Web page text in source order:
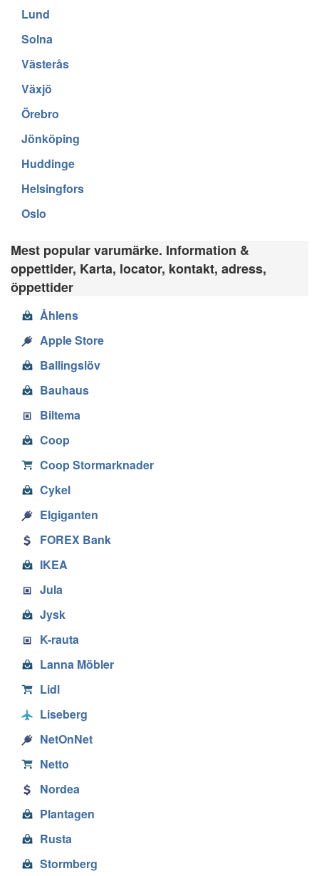
Lund
Solna
Västerås
Växjö
Örebro
Jönköping
Huddinge
Helsingfors
Oslo
Mest popular varumärke. Information &
oppettider, Karta, locator, kontakt, adress,
öppettider
Åhlens
Apple Store
Ballingslöv
Bauhaus
Biltema
Coop
Coop Stormarknader
Cykel
Elgiganten
FOREX Bank
IKEA
Jula
Jysk
K-rauta
Lanna Möbler
Lidl
Liseberg
NetOnNet
Netto
Nordea
Plantagen
Rusta
Stormberg